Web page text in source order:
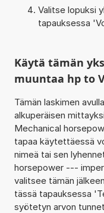
Valitse lopuksi
tapauksessa '
Käytä tämän
muuntaa hp to
Tämän laskimen
alkuperäisen
Mechanical
tapaa käytettäessä
nimeä tai sen
horsepower ---
valitsee tämän
tässä tapauksessa
syötetyn arvon